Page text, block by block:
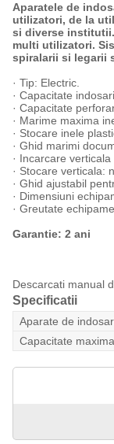
Aparatele de
utilizatori, de la
si diverse
multi utilizatori.
spiralarii si legarii
· Tip: Electric.
· Capacitate
· Capacitate
· Marime maxima
· Stocare inele
· Ghid marimi
· Incarcare verticala
· Stocare verticala:
· Ghid ajustabil
· Dimensiuni
· Greutate
Garantie: 2 ani
Descarcati manual
Specificatii
Aparate de
Capacitate